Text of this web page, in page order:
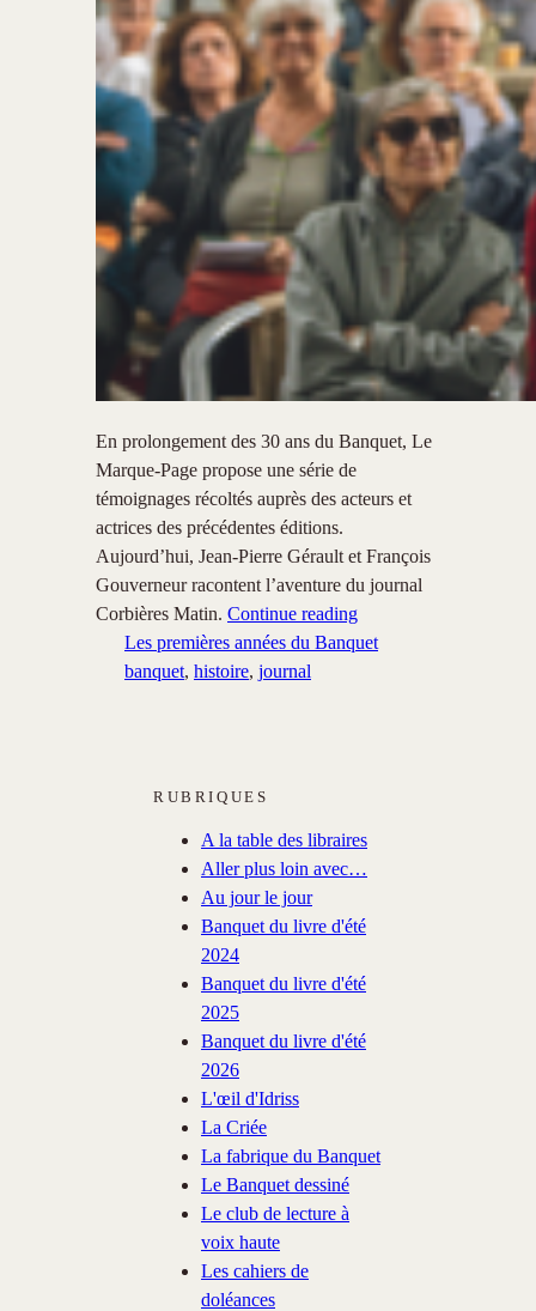
En prolongement des 30 ans du Banquet, Le
Marque-Page propose une série de
témoignages récoltés auprès des acteurs et
actrices des précédentes éditions.
Aujourd’hui, Jean-Pierre Gérault et François
Gouverneur racontent l’aventure du journal
Corbières Matin. Continue reading
Les premières années du Banquet
banquet, histoire, journal
RUBRIQUES
A la table des libraires
Aller plus loin avec…
Au jour le jour
Banquet du livre d'été
2024
Banquet du livre d'été
2025
Banquet du livre d'été
2026
L'œil d'Idriss
La Criée
La fabrique du Banquet
Le Banquet dessiné
Le club de lecture à
voix haute
Les cahiers de
doléances